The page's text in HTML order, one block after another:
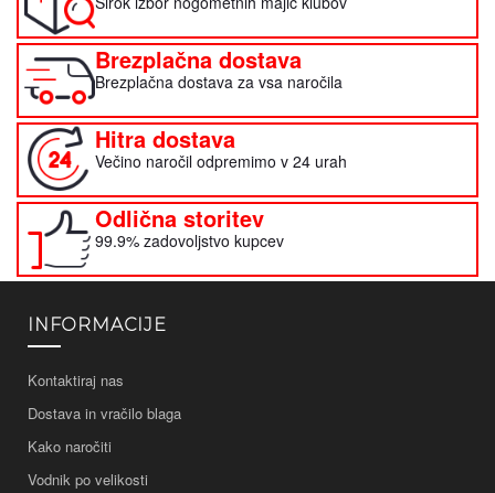
Brezplačna dostava
Brezplačna dostava za vsa naročila
Hitra dostava
Večino naročil odpremimo v 24 urah
Odlična storitev
99.9% zadovoljstvo kupcev
INFORMACIJE
Kontaktiraj nas
Dostava in vračilo blaga
Kako naročiti
Vodnik po velikosti